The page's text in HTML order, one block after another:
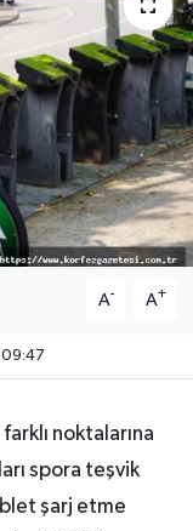
A- A+
noktalarına
spora teşvik
şarj etme